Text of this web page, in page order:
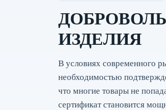
ИЗДЕЛИЯ
В условиях современного
необходимостью
что многие товары не
сертификат становится